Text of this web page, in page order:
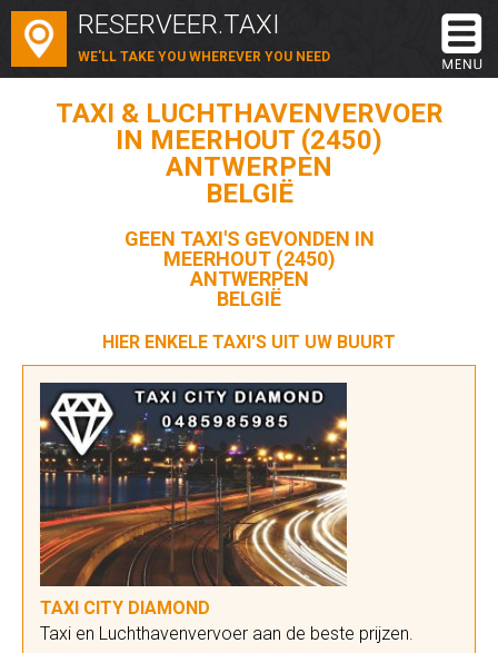
RESERVEER.TAXI
WE'LL TAKE YOU WHEREVER YOU NEED
TAXI & LUCHTHAVENVERVOER
IN MEERHOUT (2450)
ANTWERPEN
BELGIË
GEEN TAXI'S GEVONDEN IN
MEERHOUT (2450)
ANTWERPEN
BELGIË
HIER ENKELE TAXI'S UIT UW BUURT
TAXI CITY DIAMOND
Taxi en Luchthavenvervoer aan de beste prijzen.